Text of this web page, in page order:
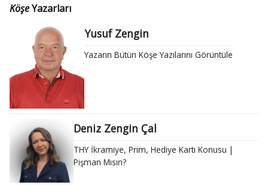
KöşeYazarları
Yusuf Zengin
Yazarın Bütün Köşe Yazılarını Görüntüle
Deniz Zengin Çal
THY İkramiye, Prim, Hediye Kartı Konusu |
Pişman Mısın?